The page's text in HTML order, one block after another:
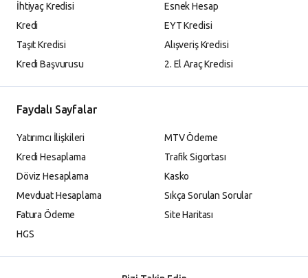
İhtiyaç Kredisi
Kredi
Taşıt Kredisi
Kredi Başvurusu
Esnek Hesap
EYT Kredisi
Alışveriş Kredisi
2. El Araç Kredisi
Faydalı Sayfalar
Yatırımcı İlişkileri
Kredi Hesaplama
Döviz Hesaplama
Mevduat Hesaplama
Fatura Ödeme
HGS
MTV Ödeme
Trafik Sigortası
Kasko
Sıkça Sorulan Sorular
Site Haritası